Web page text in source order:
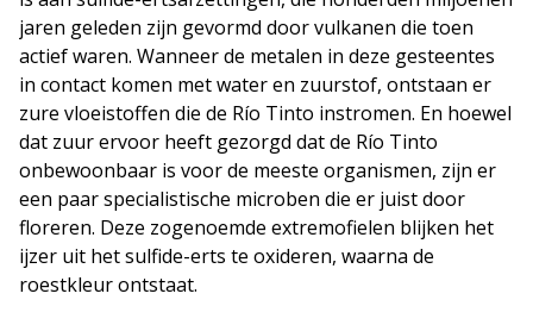
jaren geleden zijn gevormd door vulkanen die toen
actief waren. Wanneer de metalen in deze gesteentes
in contact komen met water en zuurstof, ontstaan er
zure vloeistoffen die de Río Tinto instromen. En hoewel
dat zuur ervoor heeft gezorgd dat de Río Tinto
onbewoonbaar is voor de meeste organismen, zijn er
een paar specialistische microben die er juist door
floreren. Deze zogenoemde extremofielen blijken het
ijzer uit het sulfide-erts te oxideren, waarna de
roestkleur ontstaat.